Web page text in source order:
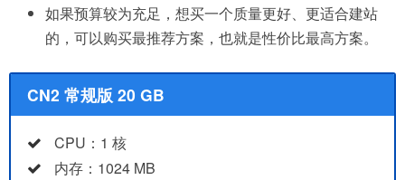
如果预算较为充足，想买一个质量更好、更适合建站
的，可以购买最推荐方案，也就是性价比最高方案。
CN2 常规版 20 GB
CPU：1 核
内存：1024 MB